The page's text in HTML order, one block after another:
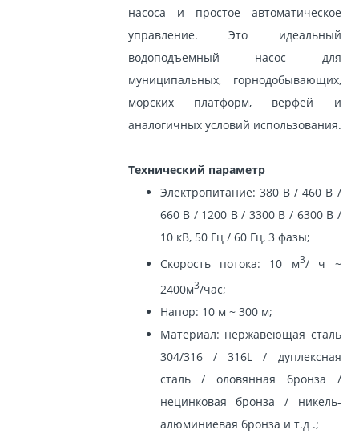
насоса и простое автоматическое
управление. Это идеальный
водоподъемный насос для
муниципальных, горнодобывающих,
морских платформ, верфей и
аналогичных условий использования.
Технический параметр
Электропитание: 380 В / 460 В /
660 В / 1200 В / 3300 В / 6300 В /
10 кВ, 50 Гц / 60 Гц, 3 фазы;
Скорость потока: 10 м3/ ч ~
2400м3/час;
Напор: 10 м ~ 300 м;
Материал: нержавеющая сталь
304/316 / 316L / дуплексная
сталь / оловянная бронза /
нецинковая бронза / никель-
алюминиевая бронза и т.д .;